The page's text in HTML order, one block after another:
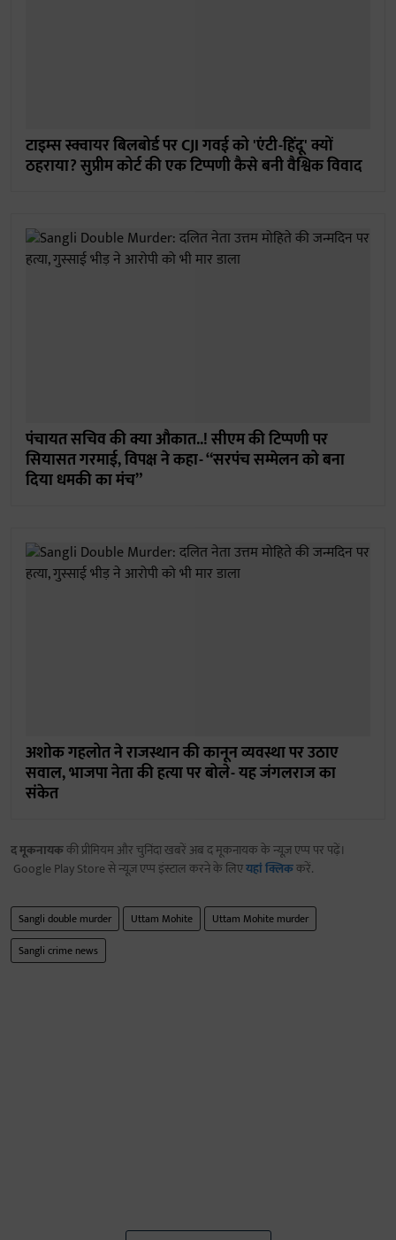
टाइम्स स्क्वायर बिलबोर्ड पर CJI गवई को 'एंटी-हिंदू' क्यों
ठहराया? सुप्रीम कोर्ट की एक टिप्पणी कैसे बनी वैश्विक विवाद
पंचायत सचिव की क्या औकात..! सीएम की टिप्पणी पर
सियासत गरमाई, विपक्ष ने कहा- “सरपंच सम्मेलन को बना
दिया धमकी का मंच”
अशोक गहलोत ने राजस्थान की कानून व्यवस्था पर उठाए
सवाल, भाजपा नेता की हत्या पर बोले- यह जंगलराज का
संकेत
द मूकनायककी प्रीमियम और चुनिंदा खबरें अब द मूकनायक के न्यूज़ एप्प पर पढ़ें।
Google Play Store से न्यूज़ एप्प इंस्टाल करने के लिएयहां क्लिककरें.
Sangli double murder Uttam Mohite
Uttam Mohite murder
Sangli crime news